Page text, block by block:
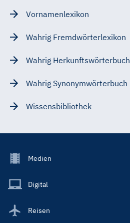
Vornamenlexikon
Wahrig Fremdwörterlexikon
Wahrig Herkunftswörterbuch
Wahrig Synonymwörterbuch
Wissensbibliothek
Footer
Main
Medien
Digital
Reisen